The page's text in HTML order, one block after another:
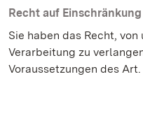
Recht auf
Sie haben das Recht,
Verarbeitung zu
Voraussetzungen des Art.